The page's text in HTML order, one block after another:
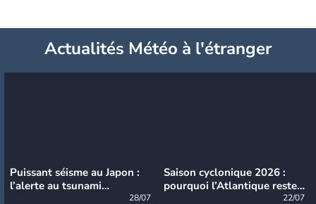
Actualités Météo à l'étranger
Puissant séisme au Japon :
l’alerte au tsunami
28/07
Saison cyclonique 2026 :
pourquoi l’Atlantique reste
22/07